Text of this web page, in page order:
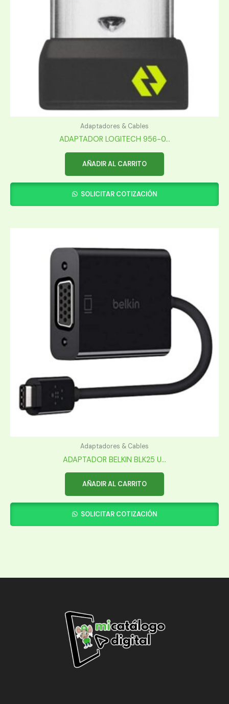
Adaptadores & Cables
ADAPTADOR LOGITECH 956-0...
AÑADIR AL CARRITO
SOLICITAR COTIZACIÓN
Adaptadores & Cables
ADAPTADOR BELKIN BLK25 U...
AÑADIR AL CARRITO
SOLICITAR COTIZACIÓN